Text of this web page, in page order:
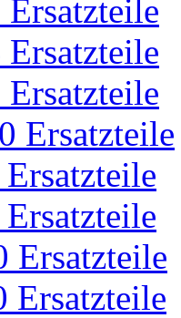
Ersatzteile
Ersatzteile
Ersatzteile